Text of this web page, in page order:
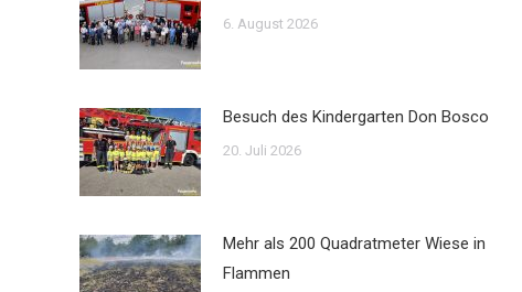
6. August 2026
Besuch des Kindergarten Don Bosco
20. Juli 2026
Mehr als 200 Quadratmeter Wiese in
Flammen